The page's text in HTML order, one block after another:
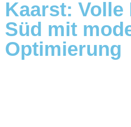
Kaarst: Volle
Süd mit
Optimierung